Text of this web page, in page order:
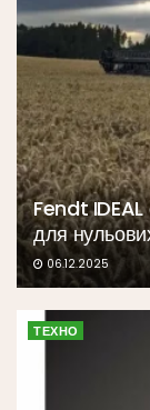
Fendt
для
06.12.2025
ТЕХНО